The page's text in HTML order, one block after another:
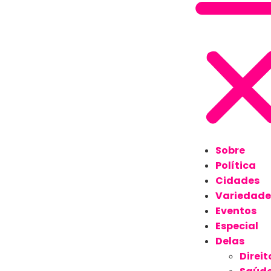
Sobre
Política
Cidades
Eventos
Especial
Delas